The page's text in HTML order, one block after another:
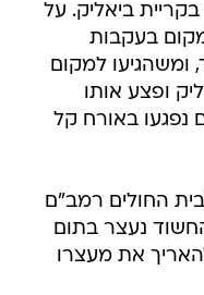
ביאליק. על
בעקבות
ומשהגיעו למקום
ופצע אותו
נפגעו באורח קל
החולים רמב"ם
נעצר בתום
את מעצרו